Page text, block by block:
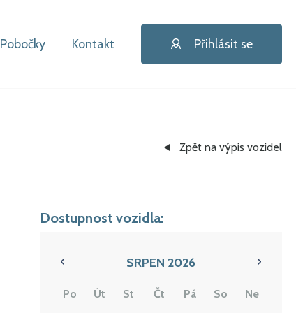
Pobočky Kontakt Přihlásit se
Zpět na výpis vozidel
Dostupnost vozidla:
SRPEN 2026
Po Út St Čt Pá So Ne